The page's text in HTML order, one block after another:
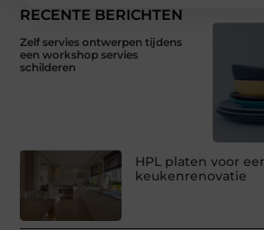
RECENTE BERICHTEN
Zelf servies ontwerpen tijdens
een workshop servies
schilderen
HPL platen voor
keukenrenovatie